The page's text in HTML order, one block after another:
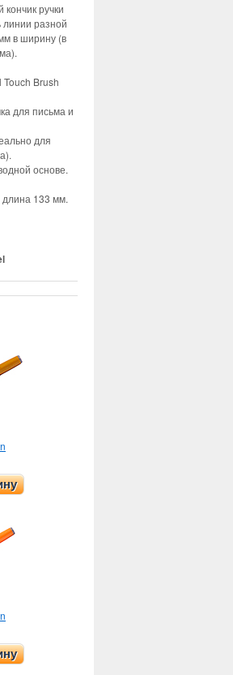
кончик ручки
линии разной
в ширину (в
Brush
для письма и
для
основе.
длина 133 мм.